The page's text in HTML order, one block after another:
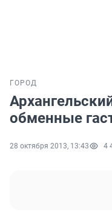
ГОРОД
обменные
28 октября 2013, 13:43 4